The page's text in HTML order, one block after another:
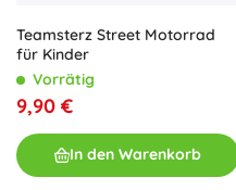
Teamsterz Street Motorrad
für Kinder
Vorrätig
9,90 €
In den Warenkorb